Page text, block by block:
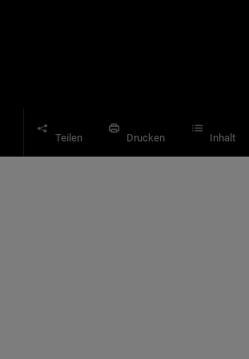
Teilen Drucken Inhalt